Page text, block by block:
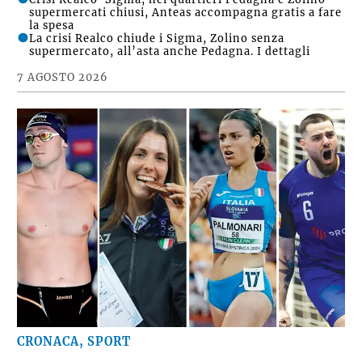
7 AGOSTO 2026
supermercati chiusi, Anteas accompagna gratis a fare
la spesa
La crisi Realco chiude i Sigma, Zolino senza
supermercato, all’asta anche Pedagna. I dettagli
CRONACA, SPORT